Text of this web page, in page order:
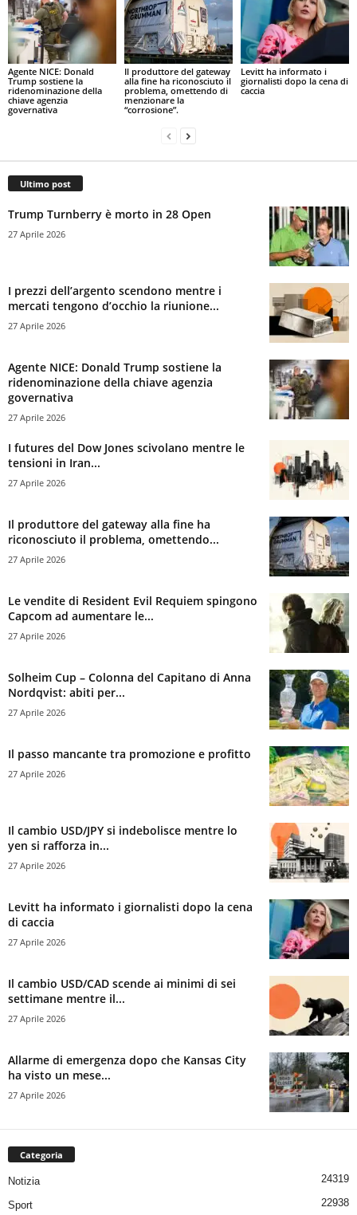
Agente NICE: Donald
Trump sostiene la
ridenominazione della
chiave agenzia
governativa
Il produttore del gateway
alla fine ha riconosciuto il
problema, omettendo di
menzionare la
“corrosione”.
Levitt ha informato i
giornalisti dopo la cena di
caccia
Ultimo post
Trump Turnberry è morto in 28 Open
27 Aprile 2026
I prezzi dell’argento scendono mentre i
mercati tengono d’occhio la riunione...
27 Aprile 2026
Agente NICE: Donald Trump sostiene la
ridenominazione della chiave agenzia
governativa
27 Aprile 2026
I futures del Dow Jones scivolano mentre le
tensioni in Iran...
27 Aprile 2026
Il produttore del gateway alla fine ha
riconosciuto il problema, omettendo...
27 Aprile 2026
Le vendite di Resident Evil Requiem spingono
Capcom ad aumentare le...
27 Aprile 2026
Solheim Cup – Colonna del Capitano di Anna
Nordqvist: abiti per...
27 Aprile 2026
Il passo mancante tra promozione e profitto
27 Aprile 2026
Il cambio USD/JPY si indebolisce mentre lo
yen si rafforza in...
27 Aprile 2026
Levitt ha informato i giornalisti dopo la cena
di caccia
27 Aprile 2026
Il cambio USD/CAD scende ai minimi di sei
settimane mentre il...
27 Aprile 2026
Allarme di emergenza dopo che Kansas City
ha visto un mese...
27 Aprile 2026
Categoria
Notizia 24319
Sport 22938